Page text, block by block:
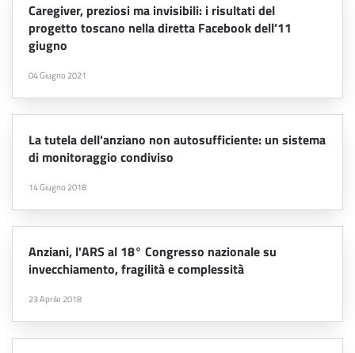
Caregiver, preziosi ma invisibili: i risultati del
progetto toscano nella diretta Facebook dell’11
giugno
04 Giugno 2021
La tutela dell'anziano non autosufficiente: un sistema
di monitoraggio condiviso
14 Giugno 2018
Anziani, l'ARS al 18° Congresso nazionale su
invecchiamento, fragilità e complessità
23 Aprile 2018